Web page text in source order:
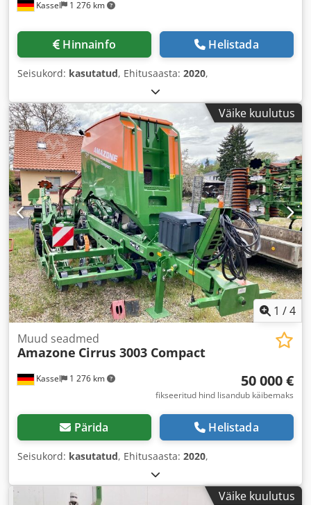
Kassel 1 276 km
Hinnainfo Helistada
Seisukord: kasutatud, Ehitusaasta: 2020,
Väike kuulutus
1 /4
Kassel 1 276 km
Muud seadmed
Amazone Cirrus 3003 Compact
50 000 €
fikseeritud hind lisandub käibemaks
Pärida Helistada
Seisukord: kasutatud, Ehitusaasta: 2020,
Väike kuulutus